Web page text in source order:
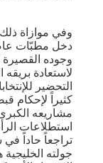
وفي موازاة
دخل مطبّات
وجوده
لاستعادة
التحضير
كثيراً لإحكام
مشاريعه
استطلاعات
تراجعاً حاداً في
جولته